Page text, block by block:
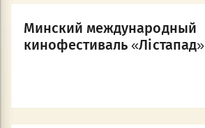
Минский международный
кинофестиваль «Лістапад»